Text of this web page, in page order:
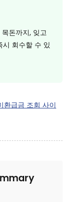
돈까지, 잊고
시 회수할 수 있
환급금 조회 사이